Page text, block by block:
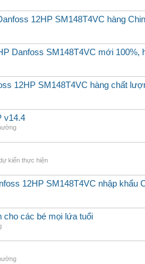
12HP SM148T4VC hàng
Danfoss SM148T4VC mới
12HP SM148T4VC hàng chất
v14.4
kiến thực hiện
12HP SM148T4VC nhập khẩu
cho các bé mọi lứa tuổi